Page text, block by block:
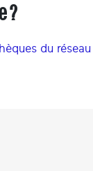
?
du réseau